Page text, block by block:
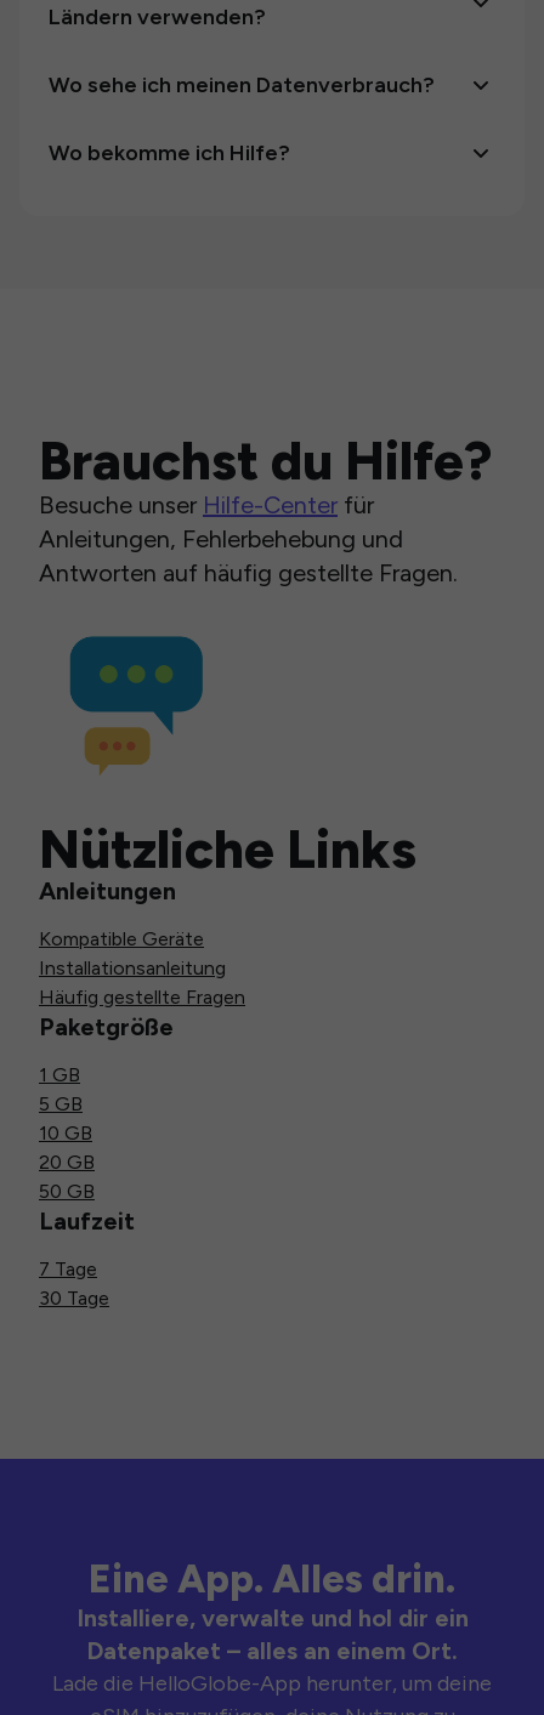
Ländern verwenden?
Wo sehe ich meinen Datenverbrauch?
Wo bekomme ich Hilfe?
Brauchst du Hilfe?
Besuche unser Hilfe-Center für
Anleitungen, Fehlerbehebung und
Antworten auf häufig gestellte Fragen.
Nützliche Links
Anleitungen
Kompatible Geräte
Installationsanleitung
Häufig gestellte Fragen
Paketgröße
1 GB
5 GB
10 GB
20 GB
50 GB
Laufzeit
7 Tage
30 Tage
Eine App. Alles drin.
Installiere, verwalte und hol dir ein
Datenpaket – alles an einem Ort.
Lade die HelloGlobe-App herunter, um deine